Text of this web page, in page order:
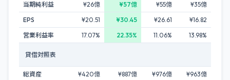
当期純利益
¥26億 ¥57億 ¥55億
¥35億
EPS
¥20.51 ¥30.45 ¥26.61
¥16.82
営業利益率
17.07% 22.35% 11.06% 13.98%
貸借対照表
総資産 ¥420億 ¥887億 ¥976億
¥963億